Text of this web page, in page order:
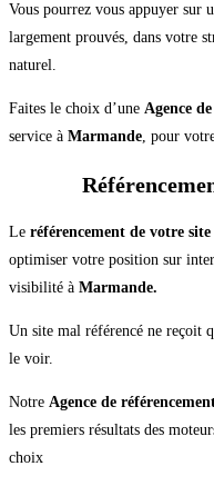
Vous pourrez vous appuyer sur
largement prouvés, dans votre
naturel.
Faites le choix d’une Agence
service à Marmande, pour
Le référencement de votre site
optimiser votre position sur
visibilité à Marmande.
Un site mal référencé ne reçoit
le voir.
Notre Agence de
les premiers résultats des
choix